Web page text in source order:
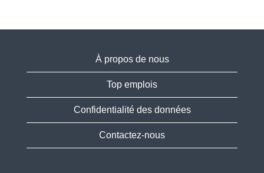
À propos de nous
Top emplois
Confidentialité des données
Contactez-nous